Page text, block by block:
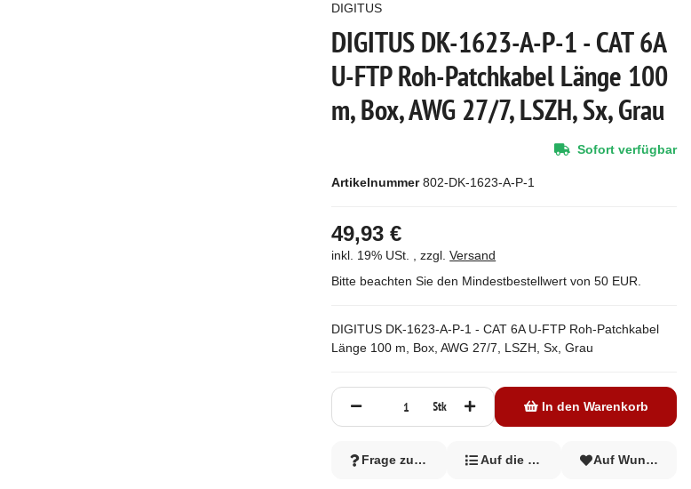
DIGITUS DK-1623-A-P-1 - CAT 6A
U-FTP Roh-Patchkabel Länge 100
m, Box, AWG 27/7, LSZH, Sx, Grau
Artikelnummer 802-DK-1623-A-P-1
DIGITUS
DIGITUS DK-1623-A-P-1 - CAT 6A U-FTP Roh-Patchkabel
Länge 100 m, Box, AWG 27/7, LSZH, Sx, Grau
49,93 €
inkl. 19% USt. , zzgl.Versand
Bitte beachten Sie den Mindestbestellwert von 50 EUR.
Frage zum Artikel Auf die Vergleichsliste
Auf
Stk In den Warenkorb
Sofort verfügbar